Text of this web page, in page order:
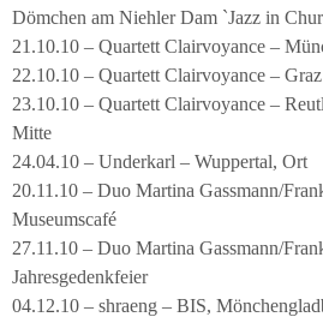
Dömchen am Niehler Dam `Jazz in
21.10.10 – Quartett Clairvoyance –
22.10.10 – Quartett Clairvoyance –
23.10.10 – Quartett Clairvoyance –
Mitte
24.04.10 – Underkarl – Wuppertal, Ort
20.11.10 – Duo Martina Gassmann/
Museumscafé
27.11.10 – Duo Martina Gassmann/
Jahresgedenkfeier
04.12.10 – shraeng – BIS,